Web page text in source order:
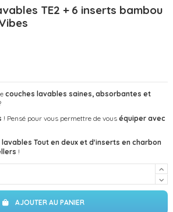
TE2 + 6 inserts bambou
couches lavables saines, absorbantes et
! Pensé pour vous permettre de vous équiper avec
Tout en deux et d'inserts en charbon
!
AJOUTER AU PANIER